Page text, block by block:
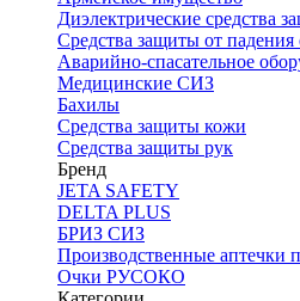
Диэлектрические средства
Средства защиты от
Аварийно-спасательное
Медицинские СИЗ
Бахилы
Средства защиты кожи
Средства защиты рук
Бренд
JETA SAFETY
DELTA PLUS
БРИЗ СИЗ
Производственные
Очки РУСОКО